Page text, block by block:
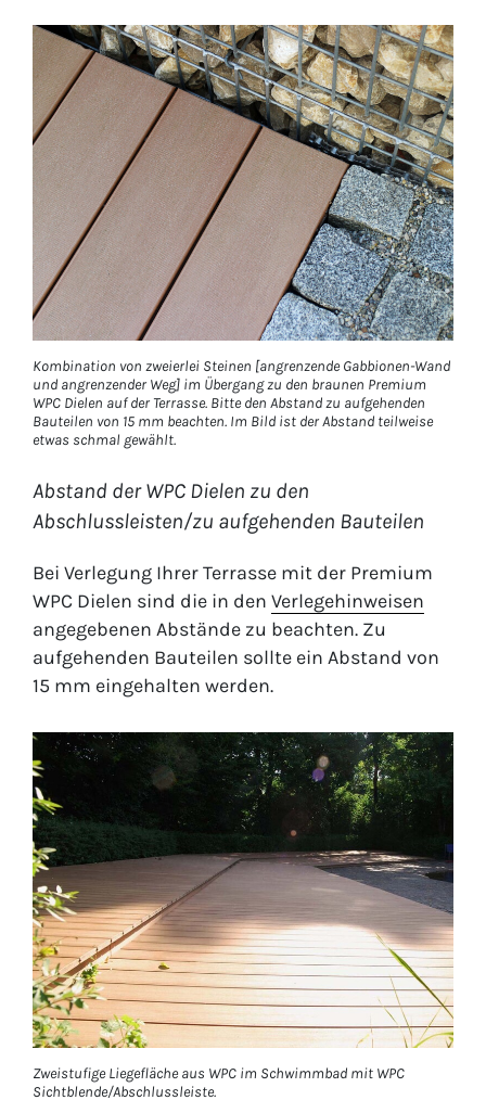
Kombination von zweierlei Steinen [angrenzende Gabbionen-Wand
und angrenzender Weg] im Übergang zu den braunen Premium
WPC Dielen auf der Terrasse. Bitte den Abstand zu aufgehenden
Bauteilen von 15 mm beachten. Im Bild ist der Abstand teilweise
etwas schmal gewählt.
Abstand der WPC Dielen zu den
Abschlussleisten/zu aufgehenden Bauteilen
Bei Verlegung Ihrer Terrasse mit der Premium
WPC Dielen sind die in den Verlegehinweisen
angegebenen Abstände zu beachten. Zu
aufgehenden Bauteilen sollte ein Abstand von
15 mm eingehalten werden.
Zweistufige Liegefläche aus WPC im Schwimmbad mit WPC
Sichtblende/Abschlussleiste.